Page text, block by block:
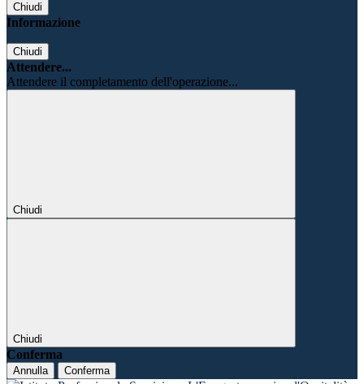
Chiudi
Informazione
Chiudi
Attendere...
Attendere il completamento dell'operazione...
Chiudi
Chiudi
Conferma
Annulla Conferma